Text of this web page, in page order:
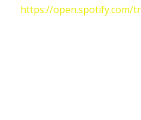
https://open.spotify.com/